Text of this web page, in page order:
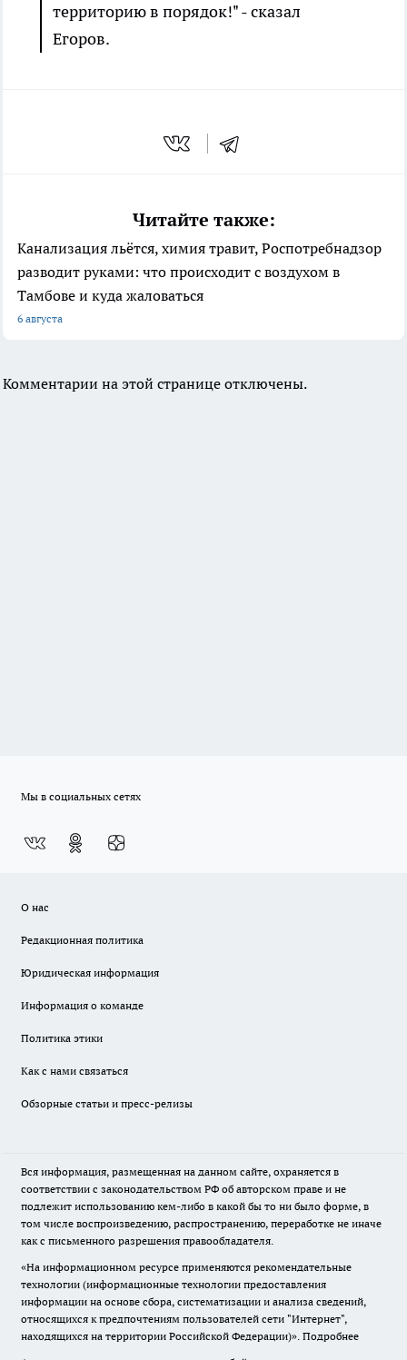
территорию в порядок!" - сказал
Егоров.
Читайте также:
Канализация льётся, химия травит, Роспотребнадзор
разводит руками: что происходит с воздухом в
Тамбове и куда жаловаться
6 августа
Комментарии на этой странице отключены.
Мы в социальных сетях
О нас
Редакционная политика
Юридическая информация
Информация о команде
Политика этики
Как с нами связаться
Обзорные статьи и пресс-релизы
Вся информация, размещенная на данном сайте, охраняется в
соответствии с законодательством РФ об авторском праве и не
подлежит использованию кем-либо в какой бы то ни было форме, в
том числе воспроизведению, распространению, переработке не иначе
как с письменного разрешения правообладателя.
«На информационном ресурсе применяются рекомендательные
технологии (информационные технологии предоставления
информации на основе сбора, систематизации и анализа сведений,
относящихся к предпочтениям пользователей сети "Интернет",
находящихся на территории Российской Федерации)». Подробнее